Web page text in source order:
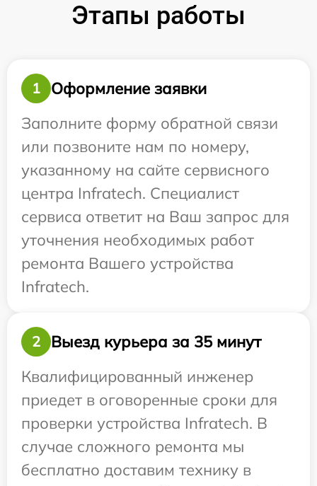
Этапы работы
1
Оформление заявки
Заполните форму обратной связи
или позвоните нам по номеру,
указанному на сайте сервисного
центра Infratech. Специалист
сервиса ответит на Ваш запрос для
уточнения необходимых работ
ремонта Вашего устройства
Infratech.
2
Выезд курьера за 35 минут
Квалифицированный инженер
приедет в оговоренные сроки для
проверки устройства Infratech. В
случае сложного ремонта мы
бесплатно доставим технику в